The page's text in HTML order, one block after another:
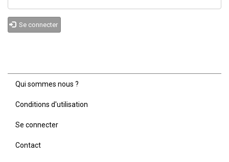
Se connecter
Menu
de
page
Qui sommes nous ?
Conditions d'utilisation
Se connecter
Contact